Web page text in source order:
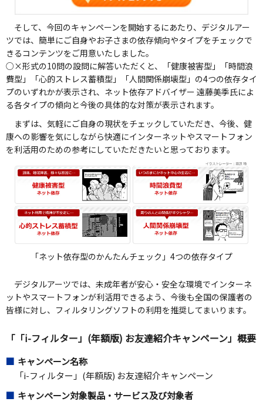
そして、今回のキャンペーンを開始するにあたり、デジタルアー
ツでは、簡単にご自身やお子さまの依存傾向やタイプをチェックで
きるコンテンツをご用意いたしました。
○×形式の10問の設問に解答いただくと、「健康被害型」「時間浪
費型」「心的ストレス蓄積型」「人間関係崩壊型」の4つの依存タイ
プのいずれかが表示され、ネット依存アドバイザー 遠藤美季氏によ
る各タイプの傾向と今後の具体的な対策が表示されます。
まずは、気軽にご自身の現状をチェックしていただき、今後、健
康への影響を気にしながら快適にインターネットやスマートフォン
を利活用のための参考にしていただきたいと思っております。
「ネット依存型のかんたんチェック」4つの依存タイプ
デジタルアーツでは、未成年者が安心・安全な環境でインターネ
ットやスマートフォンが利活用できるよう、今後も全国の保護者の
皆様に対し、フィルタリングソフトの利用を推奨してまいります。
「「i-フィルター」(年額版) お友達紹介キャンペーン」概要
キャンペーン名称
「i-フィルター」(年額版) お友達紹介キャンペーン
キャンペーン対象製品・サービス及び対象者